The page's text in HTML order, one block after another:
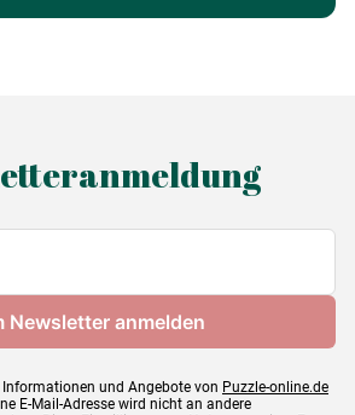
ab 9 Jahre (251 bis 399 Teile)
und Angebote von Puzzle-online.de
E-Mail-Adresse wird nicht an andere